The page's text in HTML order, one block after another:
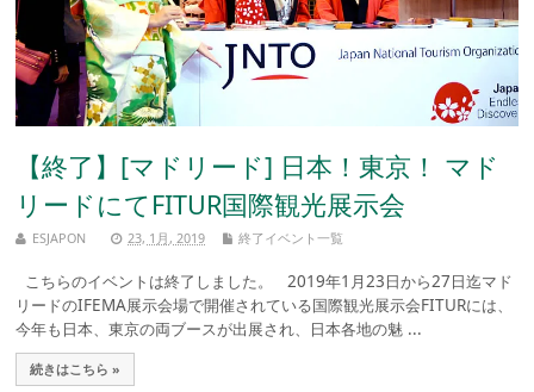
【終了】[マドリード] 日本！東京！ マド
リードにてFITUR国際観光展示会
ESJAPON 23, 1月, 2019 終了イベント一覧
こちらのイベントは終了しました。 2019年1月23日から27日迄マド
リードのIFEMA展示会場で開催されている国際観光展示会FITURには、
今年も日本、東京の両ブースが出展され、日本各地の魅 ...
続きはこちら »